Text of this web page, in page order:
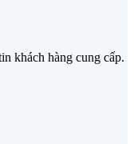
khách hàng cung cấp.